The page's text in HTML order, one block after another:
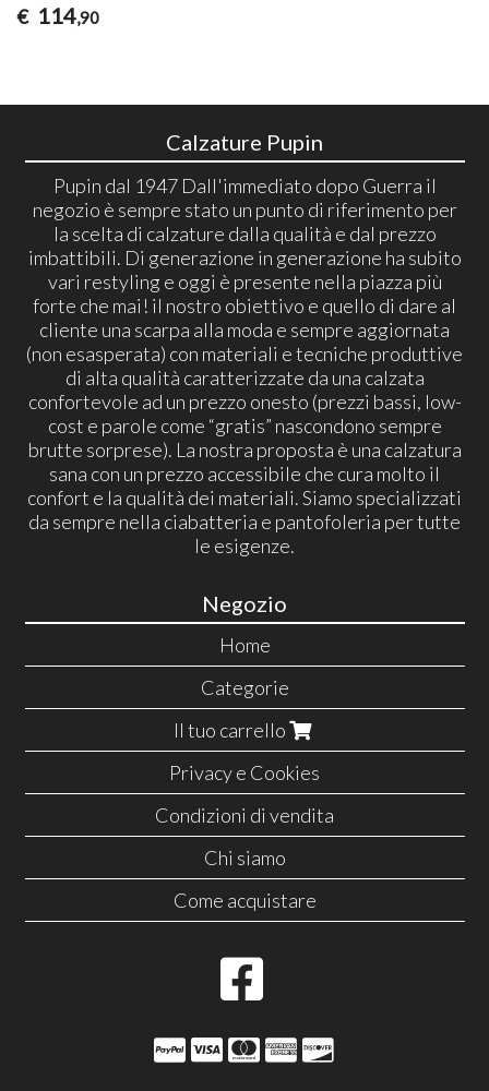
€ 114,90
Calzature Pupin
Pupin dal 1947 Dall'immediato dopo Guerra il
negozio è sempre stato un punto di riferimento per
la scelta di calzature dalla qualità e dal prezzo
imbattibili. Di generazione in generazione ha subito
vari restyling e oggi è presente nella piazza più
forte che mai! il nostro obiettivo e quello di dare al
cliente una scarpa alla moda e sempre aggiornata
(non esasperata) con materiali e tecniche produttive
di alta qualità caratterizzate da una calzata
confortevole ad un prezzo onesto (prezzi bassi, low-
cost e parole come “gratis” nascondono sempre
brutte sorprese). La nostra proposta è una calzatura
sana con un prezzo accessibile che cura molto il
confort e la qualità dei materiali. Siamo specializzati
da sempre nella ciabatteria e pantofoleria per tutte
le esigenze.
Negozio
Home
Categorie
Il tuo carrello
Privacy e Cookies
Condizioni di vendita
Chi siamo
Come acquistare